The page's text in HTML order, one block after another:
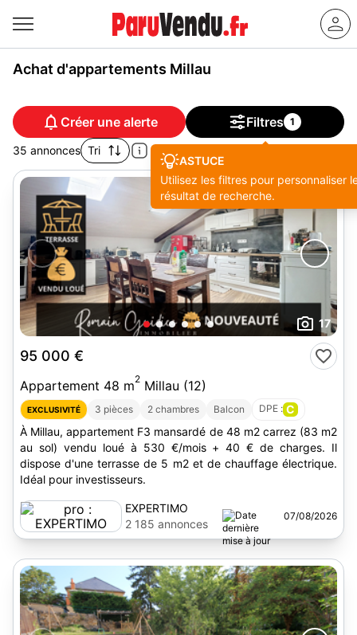
Achat d'appartements Millau
Créer une alerte Filtres 1
ASTUCE
Utilisez les filtres pour personnaliser
résultat de recherche.
35 annonces Tri
17
95 000 €
Appartement 48 m2 Millau (12)
EXCLUSIVITÉ 3 pièces 2 chambres Balcon DPE : C
À Millau, appartement F3 mansardé de 48 m2 carrez (83 m2
au sol) vendu loué à 530 €/mois + 40 € de charges. Il
dispose d'une terrasse de 5 m2 et de chauffage électrique.
Idéal pour investisseurs.
EXPERTIMO
2 185 annonces
07/08/2026